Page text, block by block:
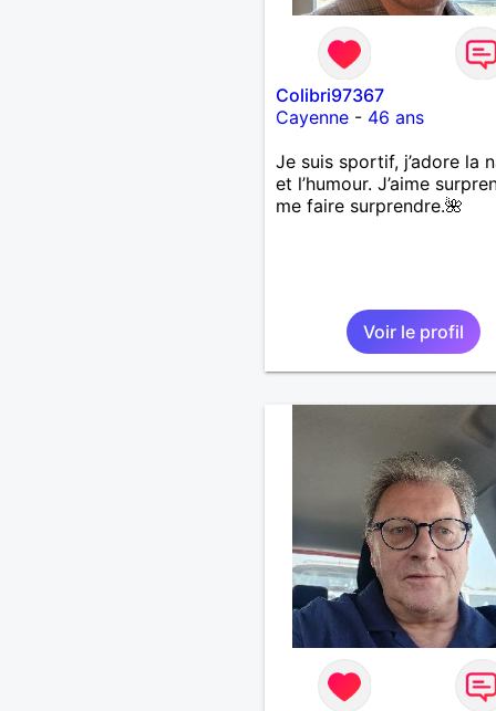
Colibri97367
Cayenne- 46 ans
Je suis sportif, j’adore la
et l’humour. J’aime
me faire surprendre.🌺
Voir le profil